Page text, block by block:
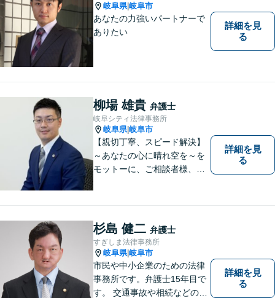
岐阜県|岐阜市
あなたの力強いパートナーで
ありたい
詳細を見
る
柳場 雄貴 弁護士
岐阜シティ法律事務所
岐阜県|岐阜市
【親切丁寧、スピード解決】
～あなたの心に晴れ空を～を
モットーに、ご相談者様、依
てサポートさせて頂きます。
お気軽にご相談下さい。
詳細を見
る
杉島 健二 弁護士
すぎしま法律事務所
岐阜県|岐阜市
市民や中小企業のための法律
事務所です。弁護士15年目で
す。 交通事故や相続などの相
詳細を見
る